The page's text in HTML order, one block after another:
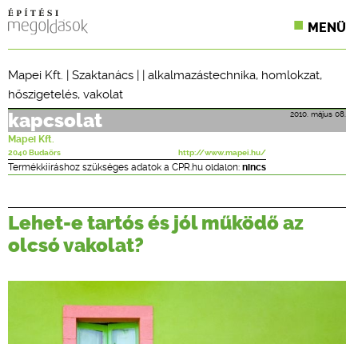
MENÜ
SZAKLAPOK
CPR TERMÉKKIÍRÁS
ÉPÍTÉSI JOG
ONLINE KÉPZÉSEK
TERVEZÉSI SEGÉDLETEK
Mapei Kft. | Szaktanács | | alkalmazástechnika, homlokzat,
hőszigetelés, vakolat
2010. május 08.
kapcsolat
Mapei Kft.
2040 Budaörs http://www.mapei.hu/
Termékkiíráshoz szükséges adatok a CPR.hu oldalon: nincs
Lehet-e tartós és jól működő az
olcsó vakolat?